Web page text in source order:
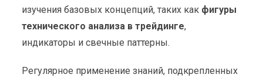
изучения базовых концепций, таких как фигуры
технического анализа в трейдинге,
индикаторы и свечные паттерны.
Регулярное применение знаний, подкрепленных